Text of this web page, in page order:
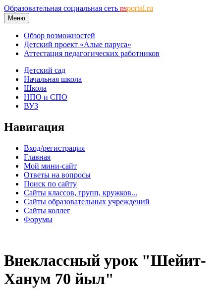
Образовательная социальная сеть nsportal.ru
Меню
Обзор возможностей
Детский проект «Алые паруса»
Аттестация педагогических работников
Детский сад
Начальная школа
Школа
НПО и СПО
ВУЗ
Навигация
Вход/регистрация
Главная
Мой мини-сайт
Ответы на вопросы
Поиск по сайту
Сайты классов, групп, кружков...
Сайты образовательных учреждений
Сайты коллег
Форумы
Внеклассный урок "Шейит-
Ханум 70 йыл"